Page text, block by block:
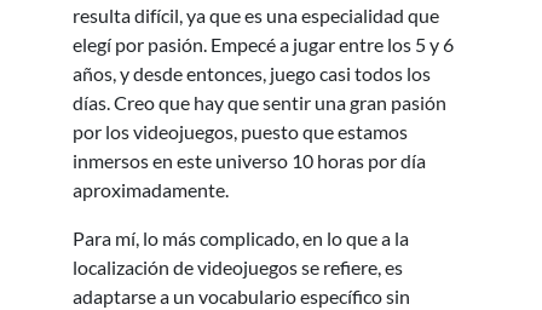
resulta difícil, ya que es una especialidad que
elegí por pasión. Empecé a jugar entre los 5 y 6
años, y desde entonces, juego casi todos los
días. Creo que hay que sentir una gran pasión
por los videojuegos, puesto que estamos
inmersos en este universo 10 horas por día
aproximadamente.
Para mí, lo más complicado, en lo que a la
localización de videojuegos se refiere, es
adaptarse a un vocabulario específico sin